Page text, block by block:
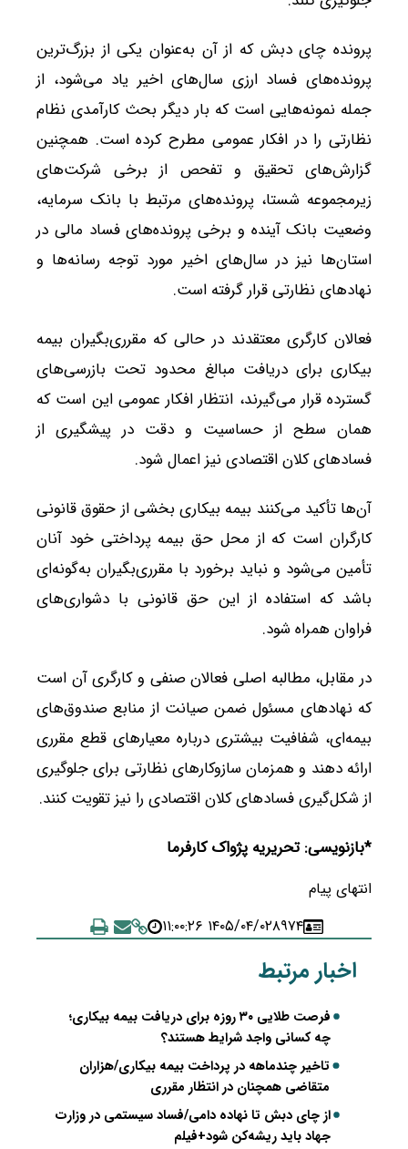
پرونده چای دبش که از آن به‌عنوان یکی از بزرگ‌ترین
پرونده‌های فساد ارزی سال‌های اخیر یاد می‌شود، از
جمله نمونه‌هایی است که بار دیگر بحث کارآمدی نظام
نظارتی را در افکار عمومی مطرح کرده است. همچنین
گزارش‌های تحقیق و تفحص از برخی شرکت‌های
زیرمجموعه شستا، پرونده‌های مرتبط با بانک سرمایه،
وضعیت بانک آینده و برخی پرونده‌های فساد مالی در
استان‌ها نیز در سال‌های اخیر مورد توجه رسانه‌ها و
نهادهای نظارتی قرار گرفته است.
فعالان کارگری معتقدند در حالی که مقرری‌بگیران بیمه
بیکاری برای دریافت مبالغ محدود تحت بازرسی‌های
گسترده قرار می‌گیرند، انتظار افکار عمومی این است که
همان سطح از حساسیت و دقت در پیشگیری از
فسادهای کلان اقتصادی نیز اعمال شود.
آن‌ها تأکید می‌کنند بیمه بیکاری بخشی از حقوق قانونی
کارگران است که از محل حق بیمه پرداختی خود آنان
تأمین می‌شود و نباید برخورد با مقرری‌بگیران به‌گونه‌ای
باشد که استفاده از این حق قانونی با دشواری‌های
فراوان همراه شود.
در مقابل، مطالبه اصلی فعالان صنفی و کارگری آن است
که نهادهای مسئول ضمن صیانت از منابع صندوق‌های
بیمه‌ای، شفافیت بیشتری درباره معیارهای قطع مقرری
ارائه دهند و همزمان سازوکارهای نظارتی برای جلوگیری
از شکل‌گیری فسادهای کلان اقتصادی را نیز تقویت کنند.
*بازنویسی: تحریریه پژواک کارفرما
انتهای پیام
۸۹۷۴۱۴۰۵/۰۴/۰۲ ۱۱:۰۰:۲۶
اخبار مرتبط
فرصت طلایی ۳۰ روزه برای دریافت بیمه بیکاری؛
چه کسانی واجد شرایط‌ هستند؟
تاخیر چندماهه در پرداخت بیمه بیکاری/هزاران
متقاضی همچنان در انتظار مقرری
از چای دبش تا نهاده دامی/فساد سیستمی در وزارت
جهاد باید ریشه‌کن شود+فیلم